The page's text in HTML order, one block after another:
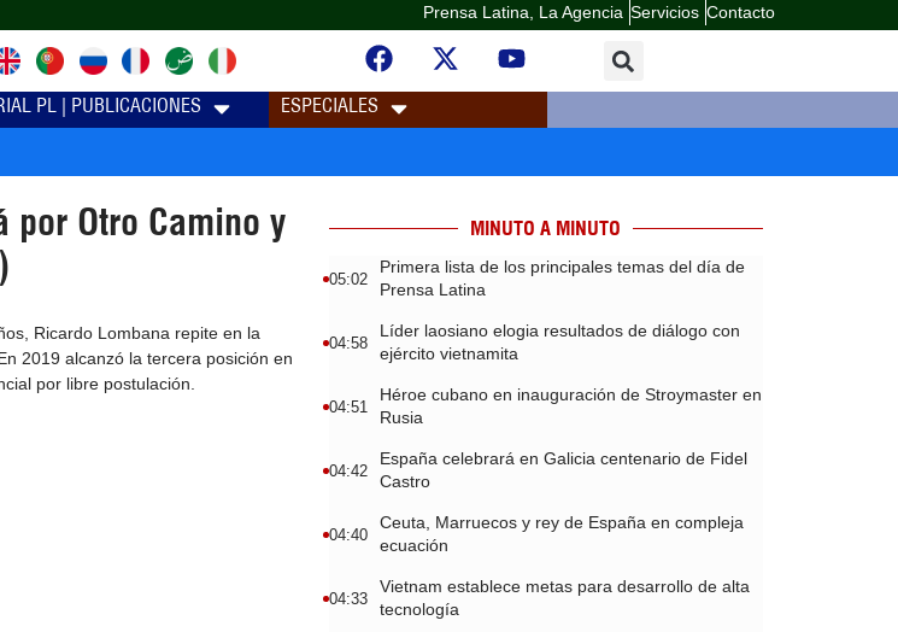
Prensa Latina, La Agencia Servicios Contacto
PL | PUBLICACIONES ESPECIALES
por Otro Camino y
Ricardo Lombana repite en la
2019 alcanzó la tercera posición en
por libre postulación.
MINUTO A MINUTO
05:02
Primera lista de los principales temas del día de
Prensa Latina
04:58
Líder laosiano elogia resultados de diálogo con
ejército vietnamita
04:51
Héroe cubano en inauguración de Stroymaster en
Rusia
04:42
España celebrará en Galicia centenario de Fidel
Castro
04:40
Ceuta, Marruecos y rey de España en compleja
ecuación
04:33
Vietnam establece metas para desarrollo de alta
tecnología